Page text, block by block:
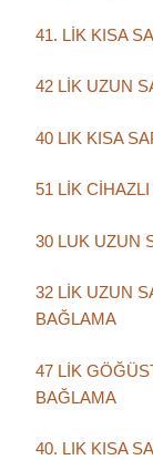
41. LİK KISA
42 LİK UZUN
40 LIK KISA
51 LİK
30 LUK UZUN
32 LİK UZUN
BAĞLAMA
47 LİK
BAĞLAMA
40. LIK KISA